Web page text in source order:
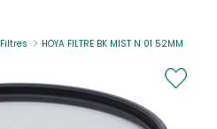
Filtres HOYA FILTRE BK MIST N 01 52MM